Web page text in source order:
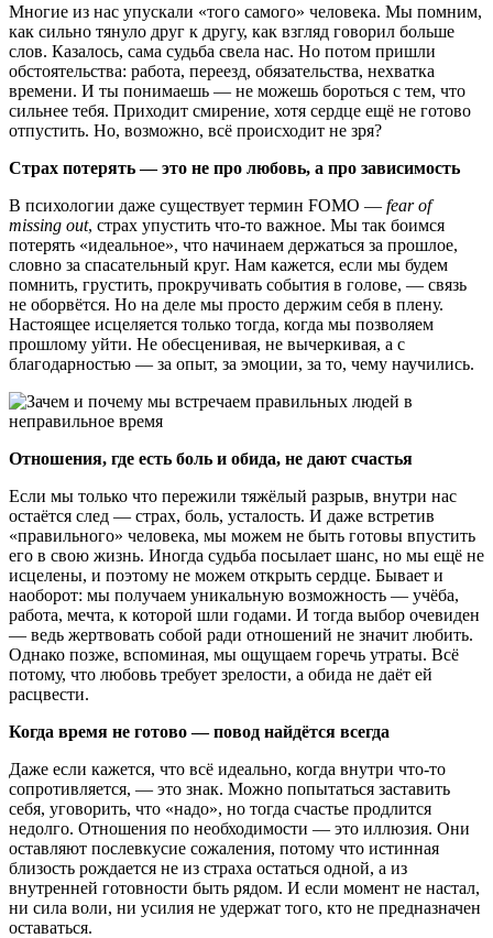
Многие из нас упускали «того самого» человека. Мы помним,
как сильно тянуло друг к другу, как взгляд говорил больше
слов. Казалось, сама судьба свела нас. Но потом пришли
обстоятельства: работа, переезд, обязательства, нехватка
времени. И ты понимаешь — не можешь бороться с тем, что
сильнее тебя. Приходит смирение, хотя сердце ещё не готово
отпустить. Но, возможно, всё происходит не зря?
Страх потерять — это не про любовь, а про зависимость
В психологии даже существует термин FOMO — fear of
missing out, страх упустить что-то важное. Мы так боимся
потерять «идеальное», что начинаем держаться за прошлое,
словно за спасательный круг. Нам кажется, если мы будем
помнить, грустить, прокручивать события в голове, — связь
не оборвётся. Но на деле мы просто держим себя в плену.
Настоящее исцеляется только тогда, когда мы позволяем
прошлому уйти. Не обесценивая, не вычеркивая, а с
благодарностью — за опыт, за эмоции, за то, чему научились.
Отношения, где есть боль и обида, не дают счастья
Если мы только что пережили тяжёлый разрыв, внутри нас
остаётся след — страх, боль, усталость. И даже встретив
«правильного» человека, мы можем не быть готовы впустить
его в свою жизнь. Иногда судьба посылает шанс, но мы ещё не
исцелены, и поэтому не можем открыть сердце. Бывает и
наоборот: мы получаем уникальную возможность — учёба,
работа, мечта, к которой шли годами. И тогда выбор очевиден
— ведь жертвовать собой ради отношений не значит любить.
Однако позже, вспоминая, мы ощущаем горечь утраты. Всё
потому, что любовь требует зрелости, а обида не даёт ей
расцвести.
Когда время не готово — повод найдётся всегда
Даже если кажется, что всё идеально, когда внутри что-то
сопротивляется, — это знак. Можно попытаться заставить
себя, уговорить, что «надо», но тогда счастье продлится
недолго. Отношения по необходимости — это иллюзия. Они
оставляют послевкусие сожаления, потому что истинная
близость рождается не из страха остаться одной, а из
внутренней готовности быть рядом. И если момент не настал,
ни сила воли, ни усилия не удержат того, кто не предназначен
оставаться.